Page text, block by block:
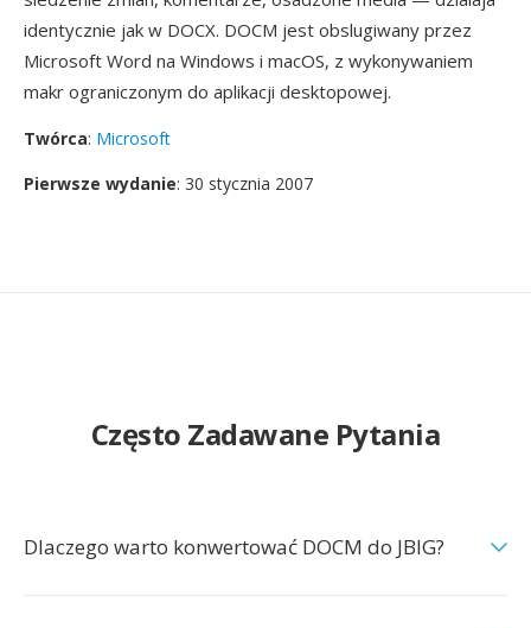
identycznie jak w DOCX. DOCM jest obslugiwany przez
Microsoft Word na Windows i macOS, z wykonywaniem
makr ograniczonym do aplikacji desktopowej.
Twórca: Microsoft
Pierwsze wydanie: 30 stycznia 2007
Często Zadawane Pytania
Dlaczego warto konwertować DOCM do JBIG?